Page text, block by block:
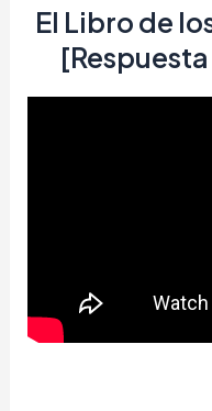
El Libro de